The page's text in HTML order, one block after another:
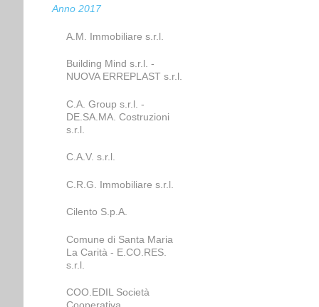
Anno 2017
A.M. Immobiliare s.r.l.
Building Mind s.r.l. -
NUOVA ERREPLAST s.r.l.
C.A. Group s.r.l. -
DE.SA.MA. Costruzioni
s.r.l.
C.A.V. s.r.l.
C.R.G. Immobiliare s.r.l.
Cilento S.p.A.
Comune di Santa Maria
La Carità - E.CO.RES.
s.r.l.
COO.EDIL Società